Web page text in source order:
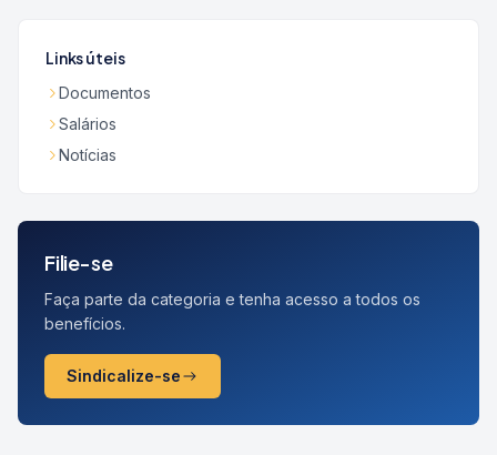
Links úteis
Documentos
Salários
Notícias
Filie-se
Faça parte da categoria e tenha acesso a todos os
benefícios.
Sindicalize-se